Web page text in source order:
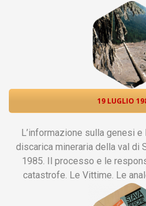
19 LUGLIO
L’informazione sulla genesi
discarica mineraria della val di
1985. Il processo e le
catastrofe. Le Vittime. Le